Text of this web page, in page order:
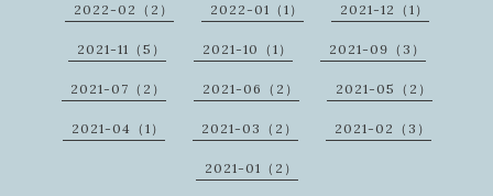
2022-02（2） 2022-01（1） 2021-12（1）
2021-11（5） 2021-10（1） 2021-09（3）
2021-07（2） 2021-06（2） 2021-05（2）
2021-04（1） 2021-03（2） 2021-02（3）
2021-01（2）